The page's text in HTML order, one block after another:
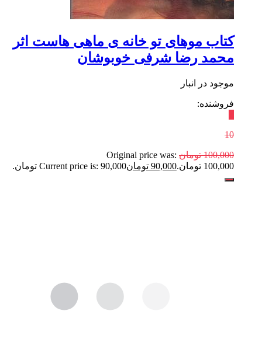
کتاب موهای تو خانه ی ماهی هاست اثر
محمد رضا شرفی خوبوشان
موجود در انبار
فروشنده:
10
100,000 تومان Original price was:
100,000 تومان.
90,000 تومانCurrent price is: 90,000 تومان.